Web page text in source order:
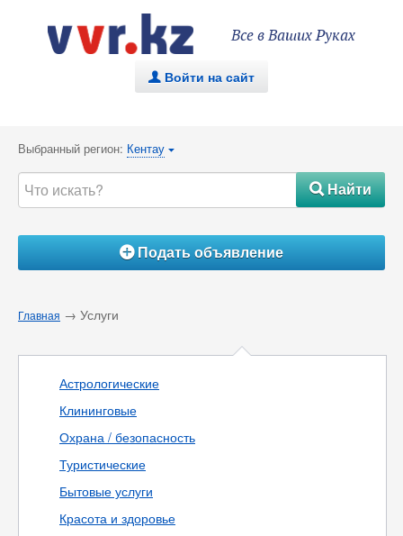
Все в Ваших Руках
. Войти на сайт
Выбранный регион: Кентау {
#Найти
ÁПодать объявление
Главная → Услуги
Астрологические
Клининговые
Охрана / безопасность
Туристические
Бытовые услуги
Красота и здоровье